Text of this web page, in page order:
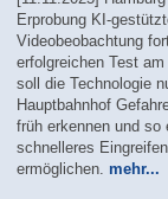
Erprobung KI-
Videobeobachtung
erfolgreichen Test
soll die Technologie
Hauptbahnhof
früh erkennen und so
schnelleres
ermöglichen. mehr...